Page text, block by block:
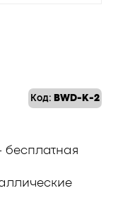
Код: BWD-K-2
бесплатная